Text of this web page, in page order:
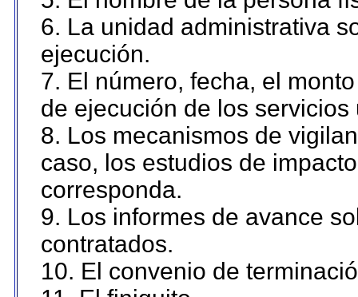
6. La unidad administrativa
ejecución.
7. El número, fecha, el
de ejecución de los servicios
8. Los mecanismos de
caso, los estudios de
corresponda.
9. Los informes de avance
contratados.
10. El convenio de